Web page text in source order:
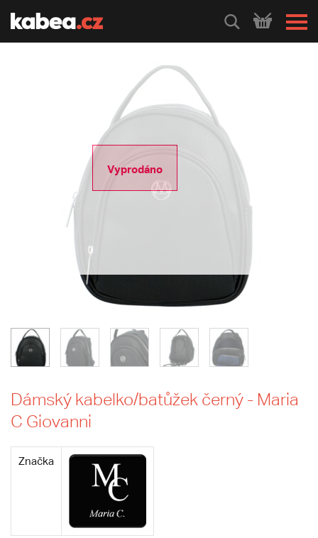
HLEDEJ
Vyprodáno
Dámský kabelko/batůžek černý - Maria
C Giovanni
Značka